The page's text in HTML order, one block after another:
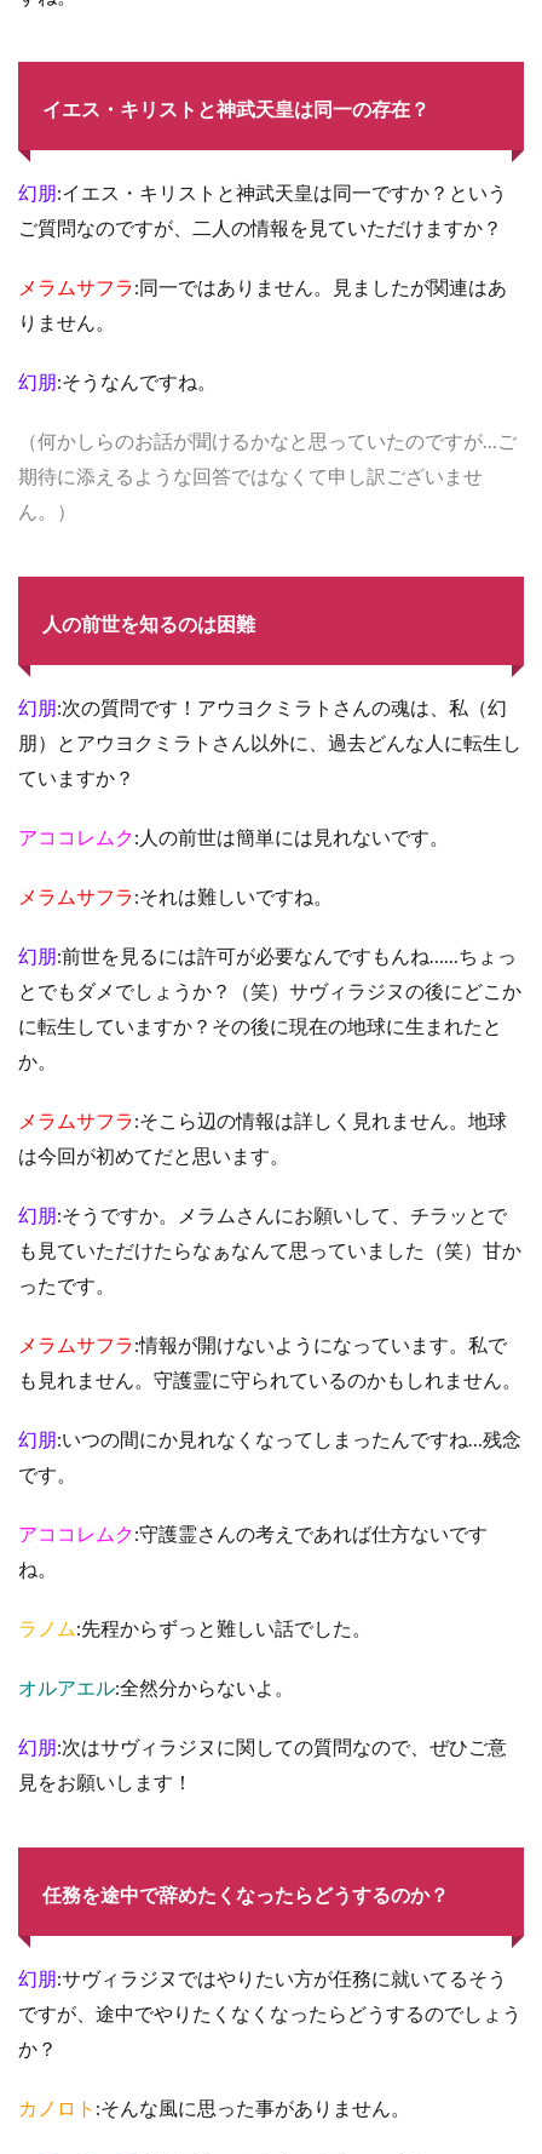
イエス・キリストと神武天皇は同一の存在？
幻朋:イエス・キリストと神武天皇は同一ですか？という
ご質問なのですが、二人の情報を見ていただけますか？
メラムサフラ:同一ではありません。見ましたが関連はあ
りません。
幻朋:そうなんですね。
（何かしらのお話が聞けるかなと思っていたのですが…ご
期待に添えるような回答ではなくて申し訳ございませ
ん。）
人の前世を知るのは困難
幻朋:次の質問です！アウヨクミラトさんの魂は、私（幻
朋）とアウヨクミラトさん以外に、過去どんな人に転生し
ていますか？
アココレムク:人の前世は簡単には見れないです。
メラムサフラ:それは難しいですね。
幻朋:前世を見るには許可が必要なんですもんね……ちょっ
とでもダメでしょうか？（笑）サヴィラジヌの後にどこか
に転生していますか？その後に現在の地球に生まれたと
か。
メラムサフラ:そこら辺の情報は詳しく見れません。地球
は今回が初めてだと思います。
幻朋:そうですか。メラムさんにお願いして、チラッとで
も見ていただけたらなぁなんて思っていました（笑）甘か
ったです。
メラムサフラ:情報が開けないようになっています。私で
も見れません。守護霊に守られているのかもしれません。
幻朋:いつの間にか見れなくなってしまったんですね…残念
です。
アココレムク:守護霊さんの考えであれば仕方ないです
ね。
ラノム:先程からずっと難しい話でした。
オルアエル:全然分からないよ。
幻朋:次はサヴィラジヌに関しての質問なので、ぜひご意
見をお願いします！
任務を途中で辞めたくなったらどうするのか？
幻朋:サヴィラジヌではやりたい方が任務に就いてるそう
ですが、途中でやりたくなくなったらどうするのでしょう
か？
カノロト :そんな風に思った事がありません。